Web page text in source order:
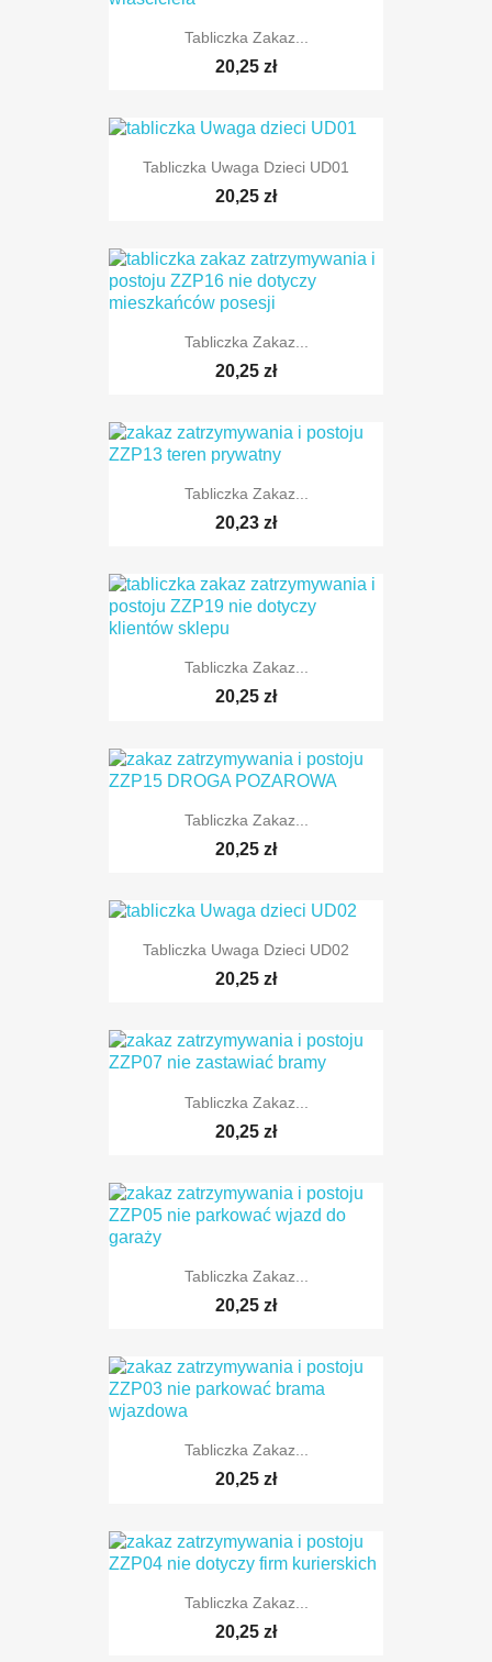
Tabliczka Zakaz...
20,25 zł
Tabliczka Uwaga Dzieci UD01
20,25 zł
Tabliczka Zakaz...
20,25 zł
TYLKO ONLINE
Tabliczka Zakaz...
20,23 zł
Tabliczka Zakaz...
20,25 zł
Tabliczka Zakaz...
20,25 zł
Tabliczka Uwaga Dzieci UD02
20,25 zł
Tabliczka Zakaz...
20,25 zł
Tabliczka Zakaz...
20,25 zł
Tabliczka Zakaz...
20,25 zł
Tabliczka Zakaz...
20,25 zł